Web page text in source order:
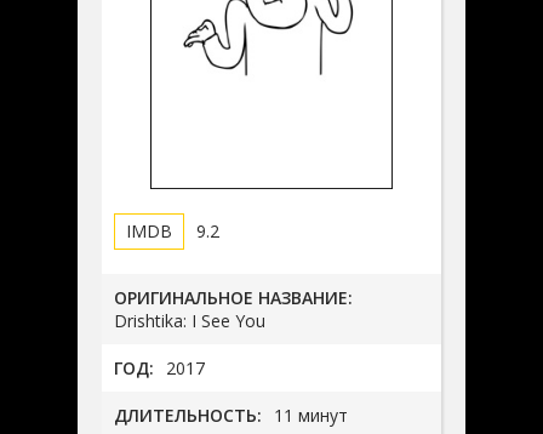
9.2
ОРИГИНАЛЬНОЕ НАЗВАНИЕ:
Drishtika: I See You
ГОД: 2017
ДЛИТЕЛЬНОСТЬ: 11 минут